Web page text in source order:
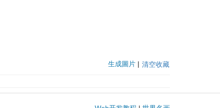
生成圖片 | 清空收藏